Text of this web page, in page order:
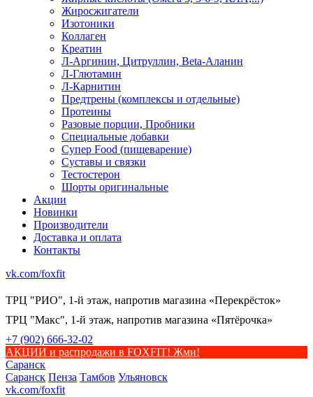
Жиросжигатели
Изотоники
Коллаген
Креатин
Л-Аргинин, Цитруллин, Beta-Аланин
Л-Глютамин
Л-Карнитин
Предтрены (комплексы и отдельные)
Протеины
Разовые порции, Пробники
Специальные добавки
Супер Food (пищеварение)
Суставы и связки
Тестостерон
Шорты оригинальные
Акции
Новинки
Производители
Доставка и оплата
Контакты
vk.com/foxfit
ТРЦ "РИО", 1-й этаж, напротив магазина «Перекрёсток»
ТРЦ "Макс", 1-й этаж, напротив магазина «Пятёрочка»
+7 (902) 666-32-02
АКЦИИ и распродажи в FOXFIT! Жми!
Саранск
Саранск Пенза Тамбов Ульяновск
vk.com/foxfit